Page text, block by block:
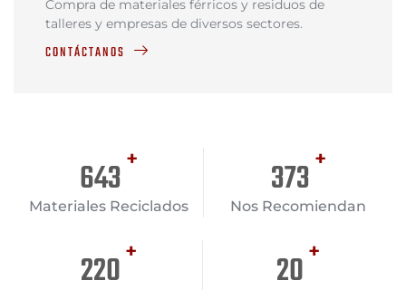
Compra de materiales férricos y residuos de
talleres y empresas de diversos sectores.
CONTÁCTANOS
884 +
Materiales Reciclados
512 +
Nos Recomiendan
303 + 27 +